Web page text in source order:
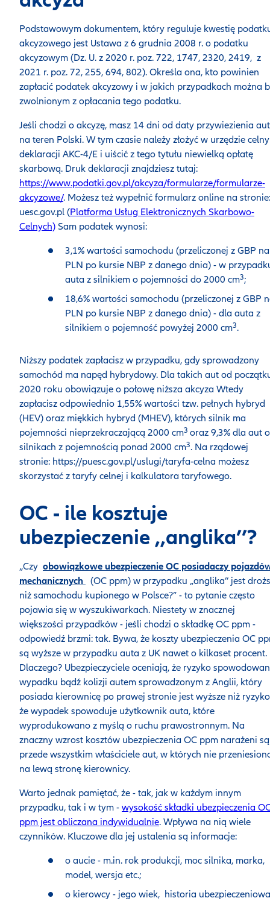
Podstawowym dokumentem, który reguluje kwestię
akcyzowego jest Ustawa z 6 grudnia 2008 r. o podatku
akcyzowym (Dz. U. z 2020 r. poz. 722, 1747, 2320, 2419, z
2021 r. poz. 72, 255, 694, 802). Określa ona, kto powinien
zapłacić podatek akcyzowy i w jakich przypadkach można
zwolnionym z opłacania tego podatku.
Jeśli chodzi o akcyzę, masz 14 dni od daty przywiezienia
na teren Polski. W tym czasie należy złożyć w urzędzie
deklaracji AKC-4/E i uiścić z tego tytułu niewielką opłatę
skarbową. Druk deklaracji znajdziesz tutaj:
https://www.podatki.gov.pl/akcyza/formularze/formularze-
akcyzowe/. Możesz też wypełnić formularz online na stronie:
uesc.gov.pl (Platforma Usług Elektronicznych Skarbowo-
Celnych) Sam podatek wynosi:
3,1% wartości samochodu (przeliczonej z GBP na
PLN po kursie NBP z danego dnia) - w
auta z silnikiem o pojemności do 2000 cm3;
18,6% wartości samochodu (przeliczonej z GBP
PLN po kursie NBP z danego dnia) - dla auta z
silnikiem o pojemność powyżej 2000 cm3.
Niższy podatek zapłacisz w przypadku, gdy sprowadzony
samochód ma napęd hybrydowy. Dla takich aut od
2020 roku obowiązuje o połowę niższa akcyza Wtedy
zapłacisz odpowiednio 1,55% wartości tzw. pełnych hybryd
(HEV) oraz miękkich hybryd (MHEV), których silnik ma
pojemności nieprzekraczającą 2000 cm3 oraz 9,3% dla aut o
silnikach z pojemnością ponad 2000 cm3. Na rządowej
stronie: https://puesc.gov.pl/uslugi/taryfa-celna możesz
skorzystać z taryfy celnej i kalkulatora taryfowego.
OC - ile kosztuje
ubezpieczenie ,,anglika’’?
„Czy obowiązkowe ubezpieczenie OC posiadaczy
mechanicznych (OC ppm) w przypadku „anglika’’ jest
niż samochodu kupionego w Polsce?” - to pytanie często
pojawia się w wyszukiwarkach. Niestety w znacznej
większości przypadków - jeśli chodzi o składkę OC ppm -
odpowiedź brzmi: tak. Bywa, że koszty ubezpieczenia OC
są wyższe w przypadku auta z UK nawet o kilkaset procent.
Dlaczego? Ubezpieczyciele oceniają, że ryzyko
wypadku bądź kolizji autem sprowadzonym z Anglii, który
posiada kierownicę po prawej stronie jest wyższe niż
że wypadek spowoduje użytkownik auta, które
wyprodukowano z myślą o ruchu prawostronnym. Na
znaczny wzrost kosztów ubezpieczenia OC ppm narażeni są
przede wszystkim właściciele aut, w których nie
na lewą stronę kierownicy.
Warto jednak pamiętać, że - tak, jak w każdym innym
przypadku, tak i w tym - wysokość składki ubezpieczenia
ppm jest obliczana indywidualnie. Wpływa na nią wiele
czynników. Kluczowe dla jej ustalenia są informacje:
o aucie - m.in. rok produkcji, moc silnika, marka,
model, wersja etc.;
o kierowcy - jego wiek, historia ubezpieczeniowa